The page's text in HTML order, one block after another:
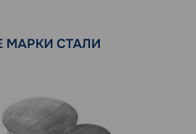
МАРКИ СТАЛИ